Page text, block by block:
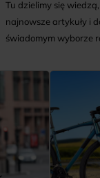
Tu dzielimy się
najnowsze artykuły i
świadomym wyborze